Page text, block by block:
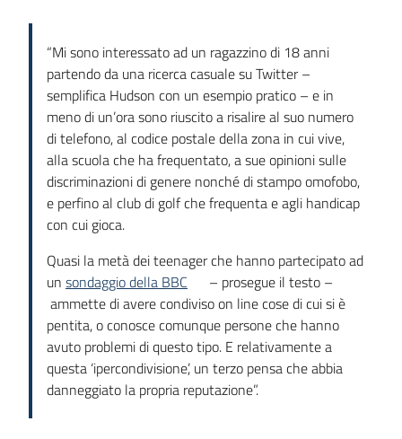
“Mi sono interessato ad un ragazzino di 18 anni
partendo da una ricerca casuale su Twitter –
semplifica Hudson con un esempio pratico – e in
meno di un’ora sono riuscito a risalire al suo numero
di telefono, al codice postale della zona in cui vive,
alla scuola che ha frequentato, a sue opinioni sulle
discriminazioni di genere nonché di stampo omofobo,
e perfino al club di golf che frequenta e agli handicap
con cui gioca.
Quasi la metà dei teenager che hanno partecipato ad
un sondaggio della BBC
– prosegue il testo –
ammette di avere condiviso on line cose di cui si è
pentita, o conosce comunque persone che hanno
avuto problemi di questo tipo. E relativamente a
questa ‘ipercondivisione’, un terzo pensa che abbia
danneggiato la propria reputazione”.